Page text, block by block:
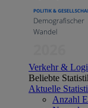
Verkehr &
Beliebte
Aktuelle
Anzahl